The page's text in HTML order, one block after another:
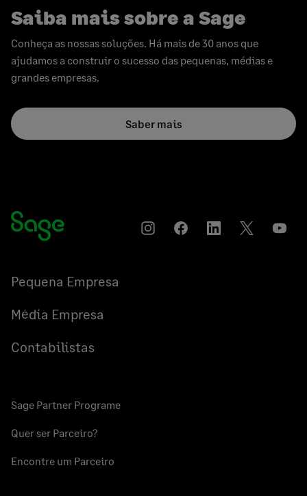
Saiba mais sobre a Sage
Conheça as nossas soluções. Há mais de 30 anos que
ajudamos a construir o sucesso das pequenas, médias e
grandes empresas.
Saber mais
InstagramCompartilharCompartilhar
Pequena Empresa
Média Empresa
Contabilistas
Sage Partner Programe
Quer ser Parceiro?
Encontre um Parceiro